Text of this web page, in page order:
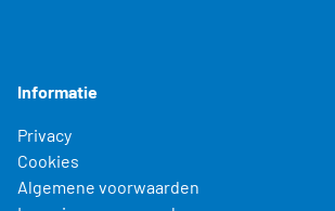
Informatie
Privacy
Cookies
Algemene voorwaarden